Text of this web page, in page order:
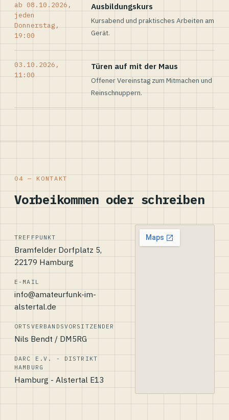
ab 08.10.2026,
jeden
Donnerstag,
19:00
Ausbildungskurs
Kursabend und praktisches Arbeiten am
Gerät.
03.10.2026,
11:00
Türen auf mit der Maus
Offener Vereinstag zum Mitmachen und
Reinschnuppern.
04 — KONTAKT
Vorbeikommen oder schreiben
TREFFPUNKT
Bramfelder Dorfplatz 5,
22179 Hamburg
E-MAIL
info@amateurfunk-im-
alstertal.de
ORTSVERBANDSVORSITZENDER
Nils Bendt / DM5RG
DARC E.V. - DISTRIKT
HAMBURG
Hamburg - Alstertal E13